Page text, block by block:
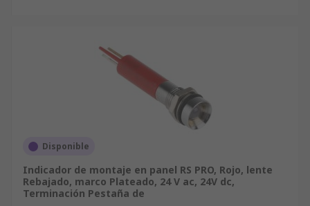
Disponible
Indicador de montaje en panel RS PRO, Rojo, lente
Rebajado, marco Plateado, 24 V ac, 24V dc,
Terminación Pestaña de